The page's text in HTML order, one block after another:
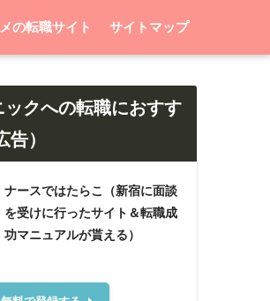
の転職サイト サイトマップ
ックへの転職におすす
）
ナースではたらこ（新宿に面談
を受けに行ったサイト＆転職成
功マニュアルが貰える）